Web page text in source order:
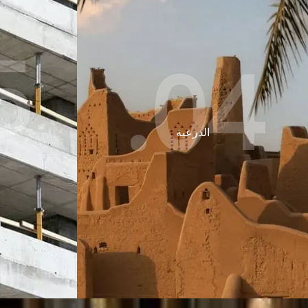
الدرعية
04.